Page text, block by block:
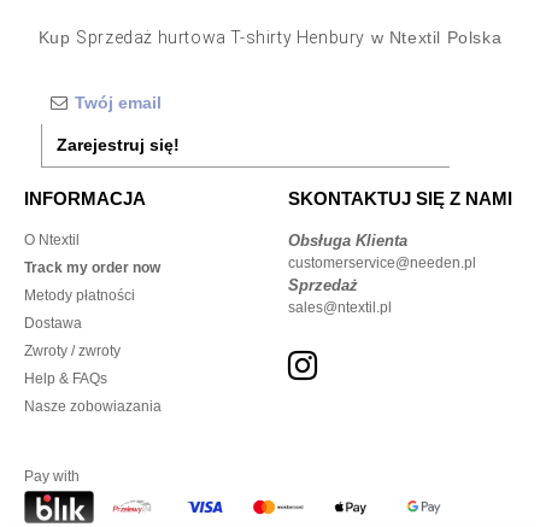
Kup Sprzedaż hurtowa T-shirty Henbury w Ntextil Polska
Zarejestruj się!
INFORMACJA
O Ntextil
Track my order now
Metody płatności
Dostawa
Zwroty / zwroty
Help & FAQs
Nasze zobowiazania
SKONTAKTUJ SIĘ Z NAMI
Obsługa Klienta
customerservice@needen.pl
Sprzedaż
sales@ntextil.pl
Pay with